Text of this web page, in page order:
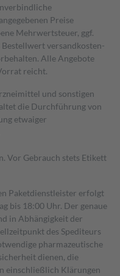
Preise
Mehrwertsteuer, ggf.
Bestell­wert versand­kosten­
Alle Angebote
reicht.
und sonstigen
die Durchführung von
etwaiger
Vor Gebrauch stets Etikett
Paketdienstleister erfolgt
bis 18:00 Uhr. Der genaue
in Abhängigkeit der
des Spediteurs
pharmazeutische
dienen, die
einschließlich Klärungen